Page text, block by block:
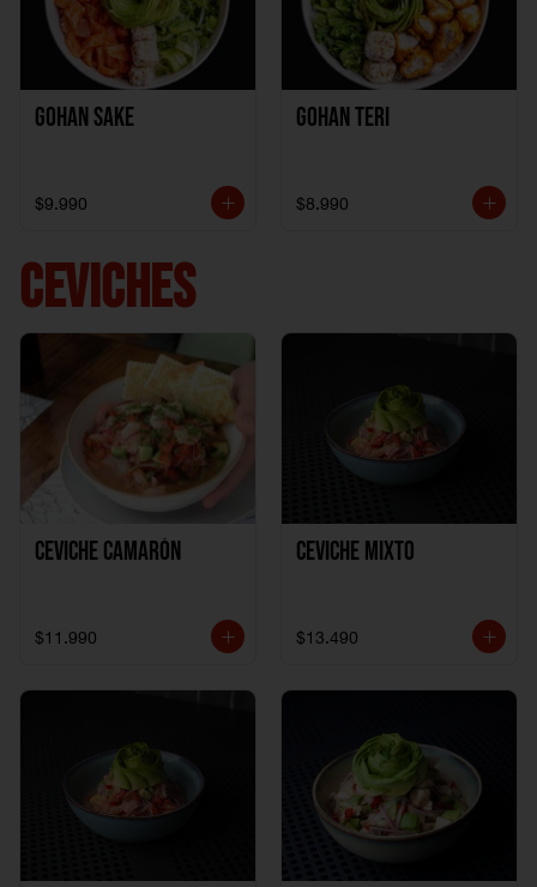
Gohan Sake
$9.990
Gohan Teri
$8.990
CEVICHES
Ceviche Camarón
$11.990
Ceviche Mixto
$13.490